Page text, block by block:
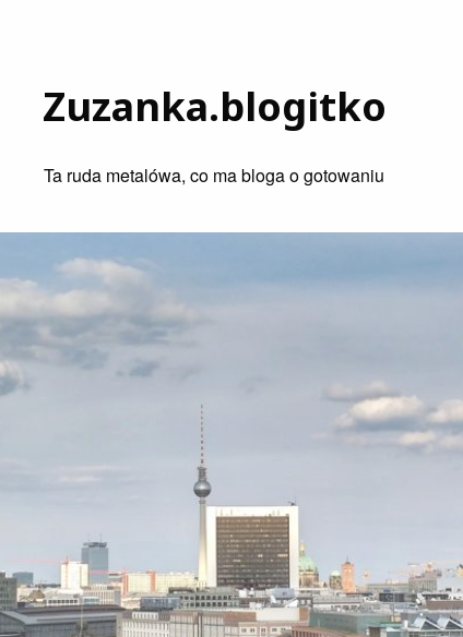
Zuzanka.blogitko
Ta ruda metalówa, co ma bloga o gotowaniu